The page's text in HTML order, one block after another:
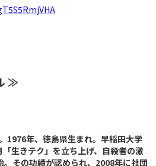
≫
1976年、徳島県生まれ。早稲田大学
生きテク」を立ち上げ、自殺者の激
その功績が認められ、2008年に社団